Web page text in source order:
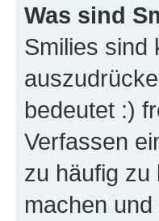
Was sind
Smilies sind
bedeutet :)
Verfassen
zu häufig zu
machen